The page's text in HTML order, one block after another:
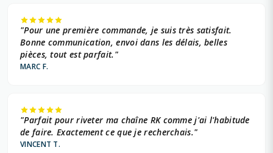
"Pour une première commande, je suis très satisfait.
Bonne communication, envoi dans les délais, belles
pièces, tout est parfait."
MARC F.
"Parfait pour riveter ma chaîne RK comme j'ai l'habitude
de faire. Exactement ce que je recherchais."
VINCENT T.